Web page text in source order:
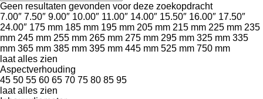
Geen resultaten gevonden voor deze zoekopdracht
7.00″ 7.50″ 9.00″ 10.00″ 11.00″ 14.00″ 15.50″ 16.00″ 17.50″
24.00″ 175 mm 185 mm 195 mm 205 mm 215 mm 225 mm 235
mm 245 mm 255 mm 265 mm 275 mm 295 mm 325 mm 335
mm 365 mm 385 mm 395 mm 445 mm 525 mm 750 mm
laat alles zien
Aspectverhouding
45 50 55 60 65 70 75 80 85 95
laat alles zien